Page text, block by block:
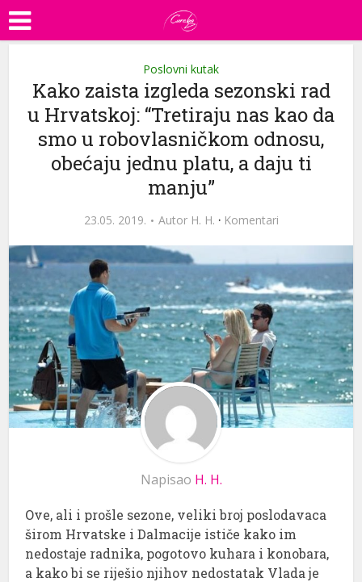
Poslovni kutak
Kako zaista izgleda sezonski rad
u Hrvatskoj: “Tretiraju nas kao da
smo u robovlasničkom odnosu,
obećaju jednu platu, a daju ti
manju”
23.05. 2019. Autor H. H. · Komentari
Napisao H. H.
Ove, ali i prošle sezone, veliki broj poslodavaca
širom Hrvatske i Dalmacije ističe kako im
nedostaje radnika, pogotovo kuhara i konobara,
a kako bi se riješio njihov nedostatak Vlada je